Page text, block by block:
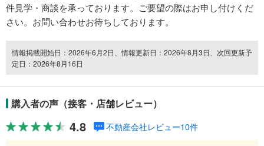
件見学・商談を承っております。ご要望の際はお申し付けくだ
さい。お問い合わせお待ちしております。
情報掲載開始日：2026年6月2日、情報更新日：2026年8月3日、次回更新予
定日：2026年8月16日
購入者の声（接客・店舗レビュー）
4.8 不動産会社レビュー10件